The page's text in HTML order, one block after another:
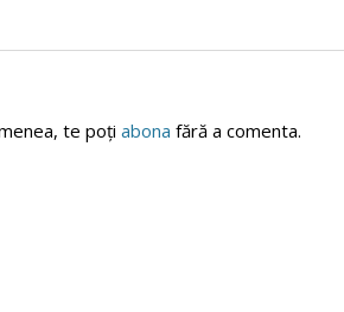
te poți abona fără a comenta.